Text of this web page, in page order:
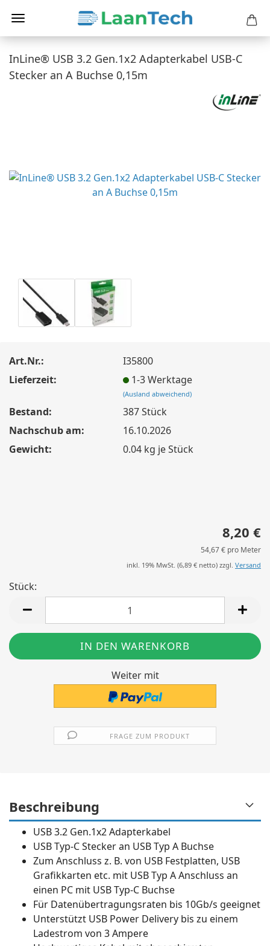
InLine® USB 3.2 Gen.1x2 Adapterkabel USB-C
Stecker an A Buchse 0,15m
Art.Nr.:
I35800
Lieferzeit:
1-3 Werktage
(Ausland abweichend)
Bestand: 387Stück
Nachschub am:
16.10.2026
Gewicht:
0.04 kg je Stück
8,20 €
54,67 € pro Meter
inkl. 19% MwSt. (6,89 € netto) zzgl. Versand
Stück:
Weiter mit
FRAGE ZUM PRODUKT
Beschreibung
USB 3.2 Gen.1x2 Adapterkabel
USB Typ-C Stecker an USB Typ A Buchse
Zum Anschluss z. B. von USB Festplatten, USB
Grafikkarten etc. mit USB Typ A Anschluss an
einen PC mit USB Typ-C Buchse
Für Datenübertragungsraten bis 10Gb/s geeignet
Unterstützt USB Power Delivery bis zu einem
Ladestrom von 3 Ampere